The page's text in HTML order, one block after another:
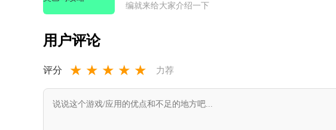
编就来给大家介绍一下
用户评论
评分 ★ ★ ★ ★ ★ 力荐